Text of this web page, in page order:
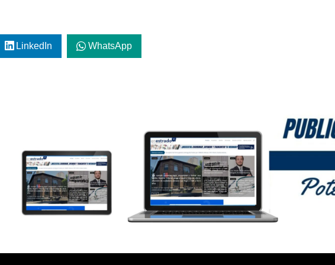
LinkedIn WhatsApp